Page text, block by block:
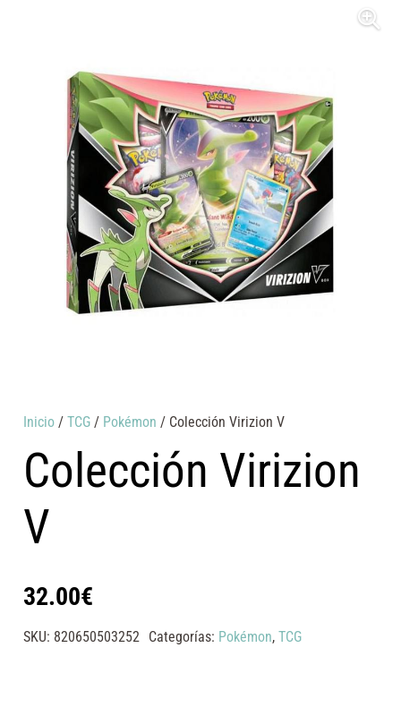
Inicio /TCG / Pokémon / Colección Virizion V
Colección Virizion
V
32.00€
SKU: 820650503252 Categorías: Pokémon, TCG